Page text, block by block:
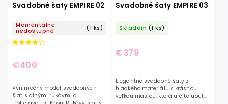
Svadobné šaty EMPIRE 02
Momentálne
nedostupné
(1 ks)
€400
Výnimočný model svadobných
šiat s dlhými rukávmi a
Svadobné šaty EMPIRE 03
Skladom (1 ks)
€379
Elegantné svadobné šaty z
hladkého materiálu s krásnou
veľkou mašľou, ktorá určite upúta